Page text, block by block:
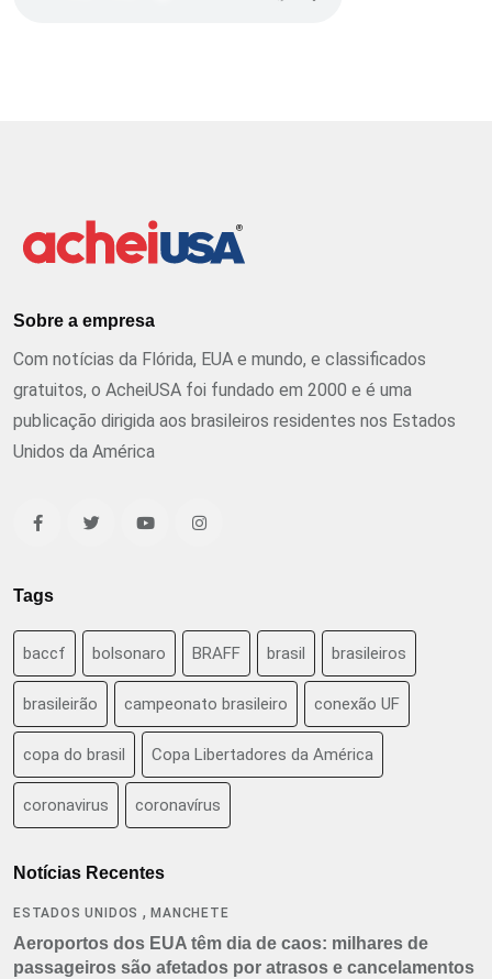
Sobre a empresa
Com notícias da Flórida, EUA e mundo, e classificados
gratuitos, o AcheiUSA foi fundado em 2000 e é uma
publicação dirigida aos brasileiros residentes nos Estados
Unidos da América
Tags
baccf bolsonaro BRAFF brasil brasileiros
brasileirão campeonato brasileiro conexão UF
copa do brasil Copa Libertadores da América
coronavirus coronavírus
Notícias Recentes
ESTADOS UNIDOS ,MANCHETE
Aeroportos dos EUA têm dia de caos: milhares de
passageiros são afetados por atrasos e cancelamentos